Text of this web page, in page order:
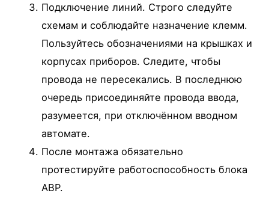
Подключение линий. Строго следуйте
схемам и соблюдайте назначение клемм.
Пользуйтесь обозначениями на крышках и
корпусах приборов. Следите, чтобы
провода не пересекались. В последнюю
очередь присоединяйте провода ввода,
разумеется, при отключённом вводном
автомате.
После монтажа обязательно
протестируйте работоспособность блока
АВР.